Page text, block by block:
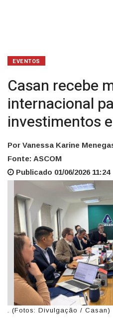
EVENTOS
Casan recebe
internacional
investimentos
Por Vanessa Karine
Fonte: ASCOM
Publicado 01/06/2026 11:24
. (Fotos: Divulgação / Casan)